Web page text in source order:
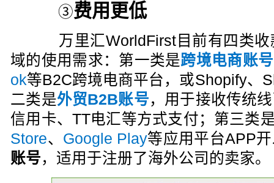
③费用更低
万里汇WorldFirst目前有四类收
域的使用需求：第一类是跨境电商账号
ok等B2C跨境电商平台，或Shopify、
二类是外贸B2B账号，用于接收传统
信用卡、TT电汇等方式支付；第三类
Store、 Google Play等应用平台APP
账号，适用于注册了海外公司的卖家。